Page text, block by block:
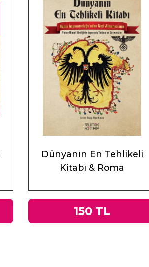
Dünyanın En Tehlikeli
Kitabı & Roma
Almanyası’na Tacitus’un
Germania’sı
150 TL